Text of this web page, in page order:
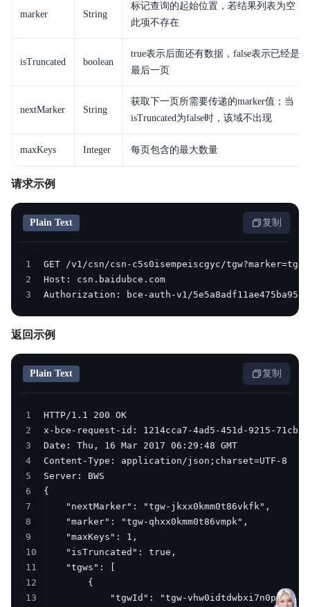
marker String
标记查询的起始位置，若结果列表为空，
此项不存在
isTruncated boolean
true表示后面还有数据，false表示已经是
最后一页
nextMarker String
获取下一页所需要传递的marker值；当
isTruncated为false时，该域不出现
maxKeys Integer 每页包含的最大数量
请求示例
Plain Text 复制
1
2
3
Authorization: bce-auth-v1/
返回示例
Plain Text 复制
1
2
3
4
5
6
7
8
9
10
11
12
13